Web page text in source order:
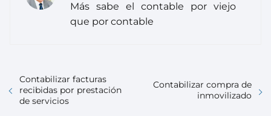
Más sabe el contable por viejo
que por contable
Contabilizar facturas
recibidas por prestación
de servicios
Contabilizar compra de
inmovilizado